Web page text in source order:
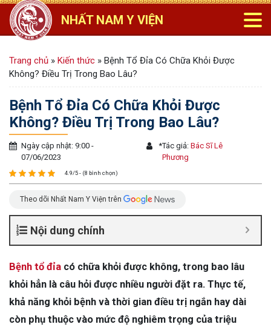
NHẤT NAM Y VIỆN
Trang chủ » Kiến thức » Bệnh Tổ Đỉa Có Chữa Khỏi Được
Không? Điều Trị Trong Bao Lâu?
Bệnh Tổ Đỉa Có Chữa Khỏi Được
Không? Điều Trị Trong Bao Lâu?
Ngày cập nhật: 9:00 -
07/06/2023
*Tác giả:Bác Sĩ Lê
Phương
4.9/5 - (8 bình chọn)
Theo dõi Nhất Nam Y Viện trên
Nội dung chính
Bệnh tổ đỉa có chữa khỏi được không, trong bao lâu
khỏi hẳn là câu hỏi được nhiều người đặt ra. Thực tế,
khả năng khỏi bệnh và thời gian điều trị ngắn hay dài
còn phụ thuộc vào mức độ nghiêm trọng của triệu